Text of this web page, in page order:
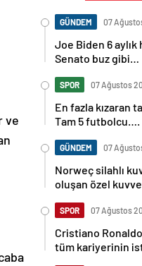
ve
GÜNDEM 07
Joe Biden 6 aylık
Senato buz gibi…
SPOR 07 Ağustos
En fazla kızaran
Tam 5 futbolcu….
GÜNDEM 07
Norweç silahlı
oluşan özel
SPOR 07 Ağustos
Cristiano
tüm kariyerinin